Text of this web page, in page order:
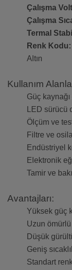
Çalışma
Çalışma
Termal
Renk Kodu:
Altın
Kullanım
Güç
LED sürücü
Ölçüm ve
Filtre ve
Endüstriyel
Elektronik
Tamir ve
Avantajları:
Yüksek güç
Uzun
Düşük
Geniş
Standart